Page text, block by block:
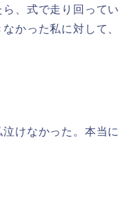
、式で走り回ってい
かった私に対して、
泣けなかった。本当に